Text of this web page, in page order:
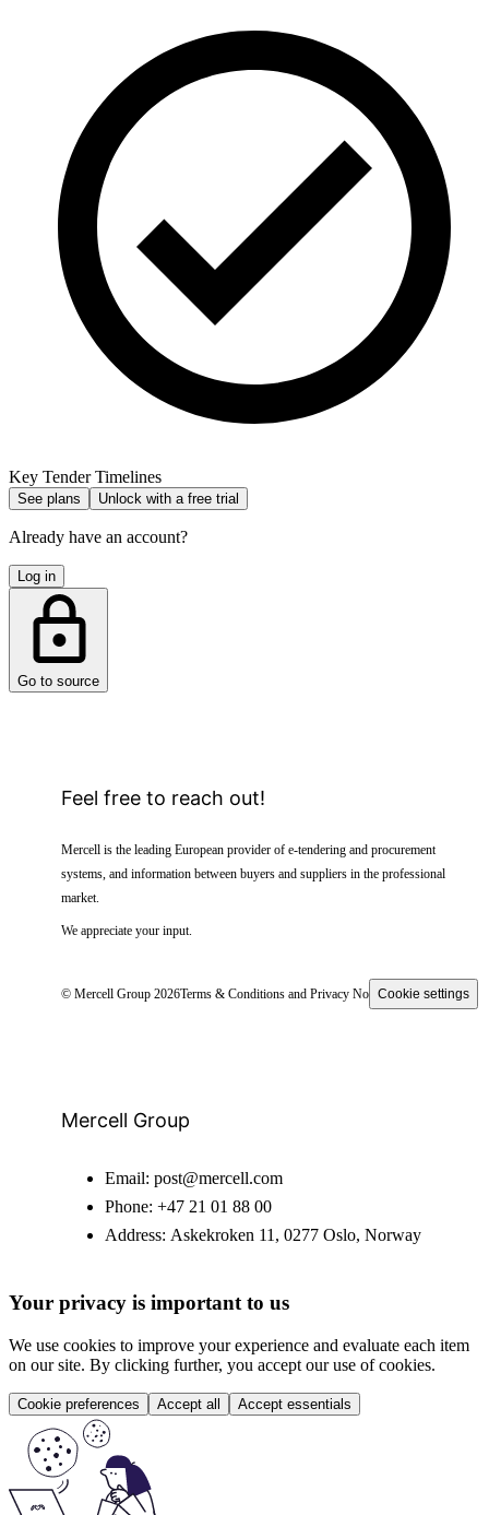
Key Tender Timelines
See plans Unlock with a free trial
Already have an account?
Log in
Go to source
Feel free to reach out!
Mercell is the leading European provider of e-tendering and procurement
systems, and information between buyers and suppliers in the professional
market.
We appreciate your input.
© Mercell Group 2026Terms & Conditions and Privacy NoticeCookie settings
Mercell Group
Email: post@mercell.com
Phone: +47 21 01 88 00
Address: Askekroken 11, 0277 Oslo, Norway
Your privacy is important to us
We use cookies to improve your experience and evaluate each item
on our site. By clicking further, you accept our use of cookies.
Cookie preferences Accept all Accept essentials